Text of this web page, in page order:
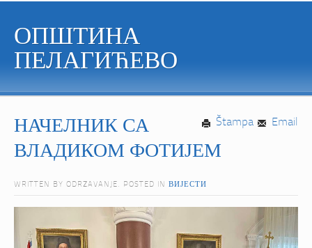
ОПШТИНА
ПЕЛАГИЋЕВО
Email
Štampa
НАЧЕЛНИК СА
ВЛАДИКОМ ФОТИЈЕМ
WRITTEN BY ODRZAVANJE. POSTED IN ВИЈЕСТИ